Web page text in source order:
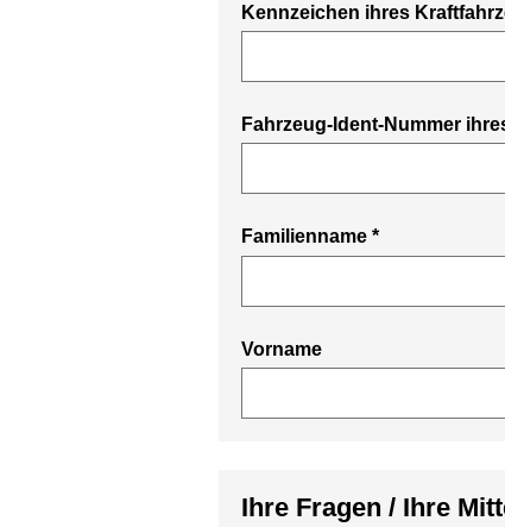
Kennzeichen ihres
Fahrzeug-Ident-Nummer
Familienname *
Vorname
Ihre Fragen / Ihre